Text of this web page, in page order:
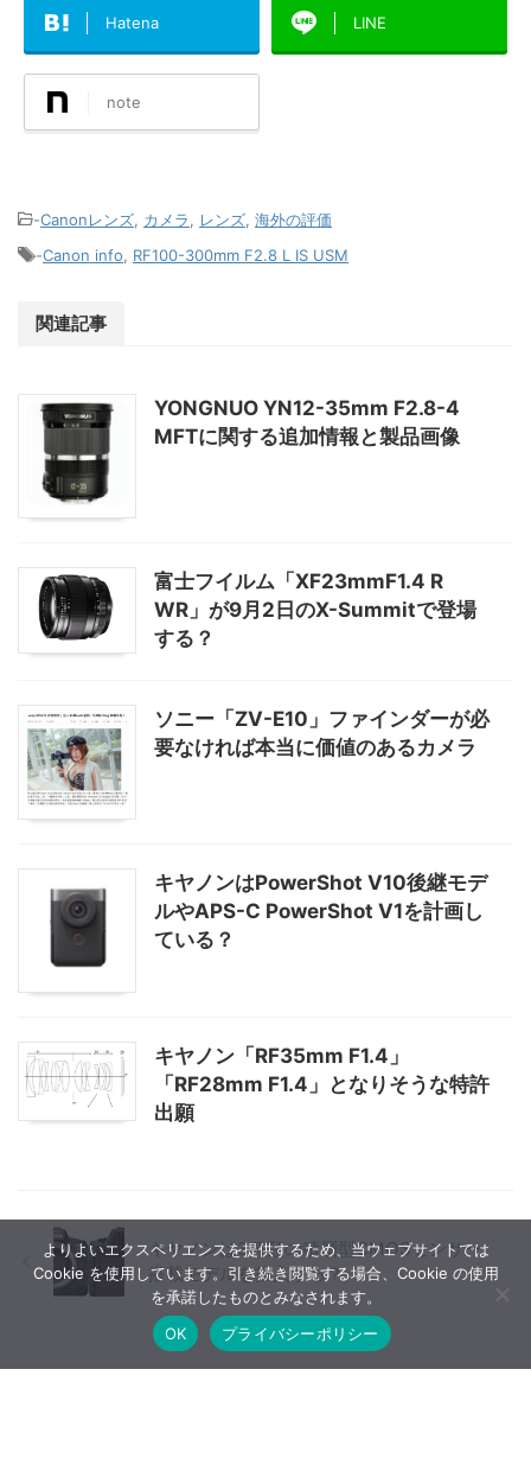
Hatena LINE
note
-Canonレンズ カメラ レンズ 海外の評価
-Canon info RF100-300mm F2.8 L IS USM
関連記事
YONGNUO YN12-35mm F2.8-4
MFTに関する追加情報と製品画像
富士フイルム「XF23mmF1.4 R
WR」が9月2日のX-Summitで登場
する？
ソニー「ZV-E10」ファインダーが必
要なければ本当に価値のあるカメラ
キヤノンはPowerShot V10後継モデ
ルやAPS-C PowerShot V1を計画し
ている？
キヤノン「RF35mm F1.4」
「RF28mm F1.4」となりそうな特許
出願
キヤノンは3種類の積層型CMOSセンサー
搭載モデルを投入する？
よりよいエクスペリエンスを提供するため、当ウェブサイトでは
Cookie を使用しています。引き続き閲覧する場合、Cookie の使用
を承諾したものとみなされます。
OK
プライバシーポリシー